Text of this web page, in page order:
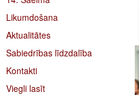
Likumdošana
Aktualitātes
Sabiedrības līdzdalība
Kontakti
Viegli lasīt